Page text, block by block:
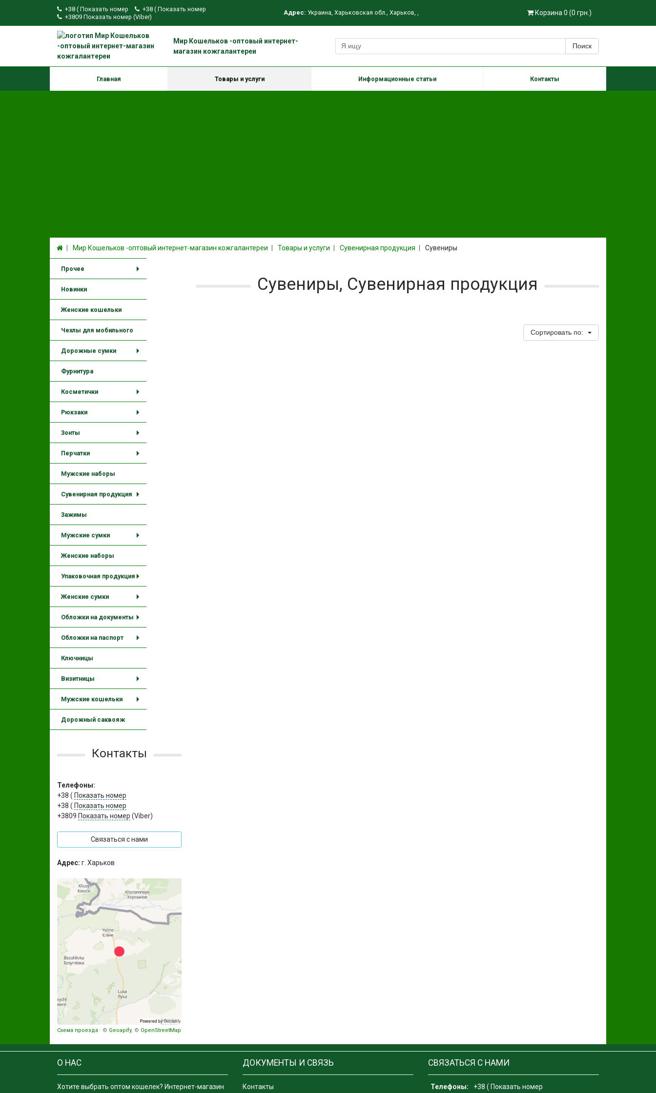
+38 ( Показать номер +38 ( Показать номер
+3809 Показать номер (Viber)
Адрес: Украина, Харьковская обл., Харьков, , Корзина 0 (0 грн.)
Мир Кошельков -оптовый интернет-
магазин кожгалантереи
Поиск
Главная Товары и услуги Информационные статьи Контакты
Мир Кошельков -оптовый интернет-магазин кожгалантереи Товары и услуги Сувенирная продукция Сувениры
Прочее
Новинки
Женские кошельки
Чехлы для мобильного
Дорожные сумки
Фурнитура
Косметички
Рюкзаки
Зонты
Перчатки
Мужские наборы
Сувенирная продукция
Зажимы
Мужские сумки
Женские наборы
Упаковочная продукция
Женские сумки
Обложки на документы
Обложки на паспорт
Ключницы
Визитницы
Мужские кошельки
Дорожный саквояж
Контакты
Телефоны:
+38 ( Показать номер
+38 ( Показать номер
+3809 Показать номер (Viber)
Связаться с нами
Адрес: г. Харьков
Схема проезда · © Geoapify, © OpenStreetMap
Сувениры, Сувенирная продукция
Сортировать по:
О НАС
Хотите выбрать оптом кошелек? Интернет-магазин
ДОКУМЕНТЫ И СВЯЗЬ
Контакты
СВЯЗАТЬСЯ С НАМИ
Телефоны: +38 ( Показать номер